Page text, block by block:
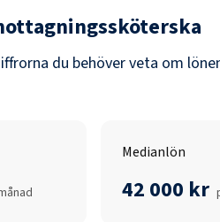
du behöver veta om
Medianlön
42 000 kr